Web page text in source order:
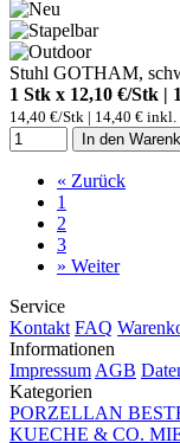
Stuhl GOTHAM,
1 Stk x 12,10 €/Stk |
14,40 €/Stk | 14,40 € inkl.
In den
« Zurück
1
2
3
» Weiter
Service
Kontakt FAQ
Informationen
Impressum AGB
Kategorien
PORZELLAN
KUECHE & CO.